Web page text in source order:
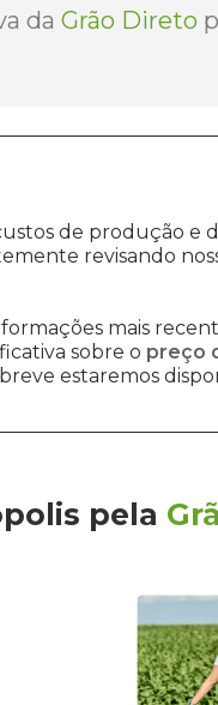
da Grão Direto
de produção e
revisando
mais
sobre o preço
estaremos
pela